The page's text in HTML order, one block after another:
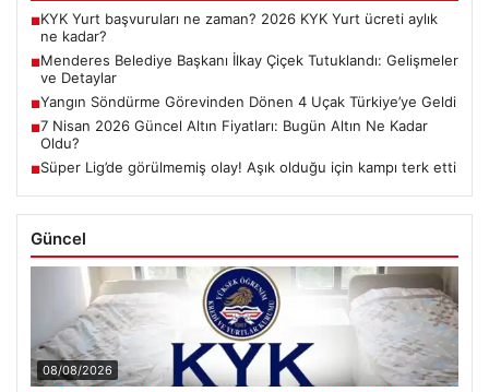
■KYK Yurt başvuruları ne zaman? 2026 KYK Yurt ücreti aylık
ne kadar?
■Menderes Belediye Başkanı İlkay Çiçek Tutuklandı: Gelişmeler
ve Detaylar
■Yangın Söndürme Görevinden Dönen 4 Uçak Türkiye’ye Geldi
■7 Nisan 2026 Güncel Altın Fiyatları: Bugün Altın Ne Kadar
Oldu?
■Süper Lig’de görülmemiş olay! Aşık olduğu için kampı terk etti
Güncel
08/08/2026